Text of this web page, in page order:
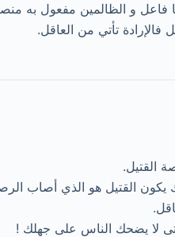
فاعل و الظالمين مفعول به
تأتي من العاقل.
القتيل.
القتيل هو الذي أصاب
لا يضحك الناس على جهلك !